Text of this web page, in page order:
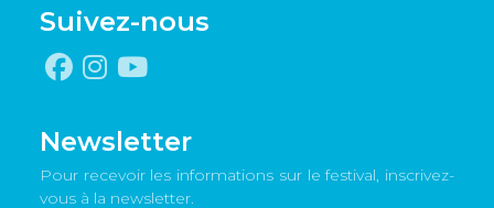
Suivez-nous
Newsletter
Pour recevoir les informations sur le festival, inscrivez-
vous à la newsletter.